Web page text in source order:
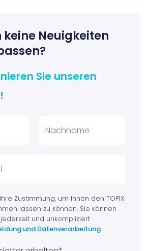
keine Neuigkeiten
Sie unseren
Zustimmung, um Ihnen den TOPIX
lassen zu können. Sie können
und unkompliziert
und Datenverarbeitung